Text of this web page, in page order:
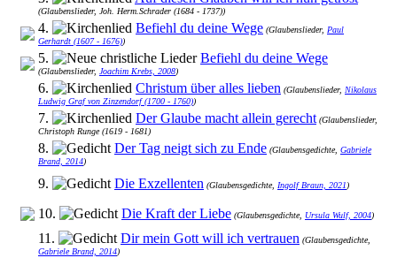
(Glaubenslieder, Joh. Herm.Schrader (1684 - 1737))
4. Befiehl du deine Wege (Glaubenslieder, Paul
Gerhardt (1607 - 1676))
5. Befiehl du deine Wege
(Glaubenslieder, Joachim Krebs, 2008)
6. Christum über alles lieben (Glaubenslieder, Nikolaus
Ludwig Graf von Zinzendorf (1700 - 1760))
7. Der Glaube macht allein gerecht (Glaubenslieder,
Christoph Runge (1619 - 1681)
8. Der Tag neigt sich zu Ende (Glaubensgedichte, Gabriele
Brand, 2014)
9. Die Exzellenten (Glaubensgedichte, Ingolf Braun, 2021)
10. Die Kraft der Liebe (Glaubensgedichte, Ursula Wulf, 2004)
11. Dir mein Gott will ich vertrauen (Glaubensgedichte,
Gabriele Brand, 2014)